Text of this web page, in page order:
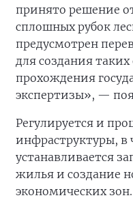
принято решение
сплошных рубок
предусмотрен
для создания
прохождения
экспертизы», —
Регулируется и
инфраструктуры, в
устанавливается
жилья и создание
экономических